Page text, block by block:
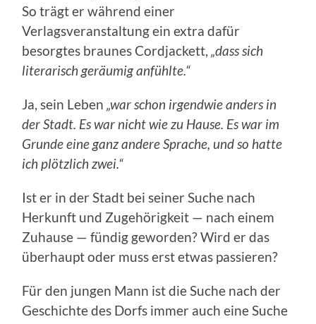
So trägt er während einer
Verlagsveranstaltung ein extra dafür
besorgtes braunes Cordjackett,„dass sich
literarisch geräumig anfühlte.“
Ja, sein Leben„war schon irgendwie anders in
der Stadt. Es war nicht wie zu Hause. Es war im
Grunde eine ganz andereSprache, und so hatte
ich plötzlich zwei.“
Ist er in der Stadt bei seiner Suche nach
Herkunft und Zugehörigkeit — nach einem
Zuhause — fündig geworden? Wird er das
überhaupt oder muss erst etwas passieren?
Für den jungen Mann ist die Suche nach der
Geschichte des Dorfs immer auch eine Suche